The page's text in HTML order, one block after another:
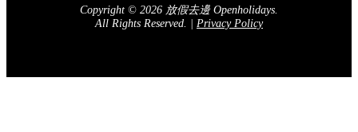
Copyright © 2026 放假去邊 Openholidays.
All Rights Reserved.
Privacy Policy